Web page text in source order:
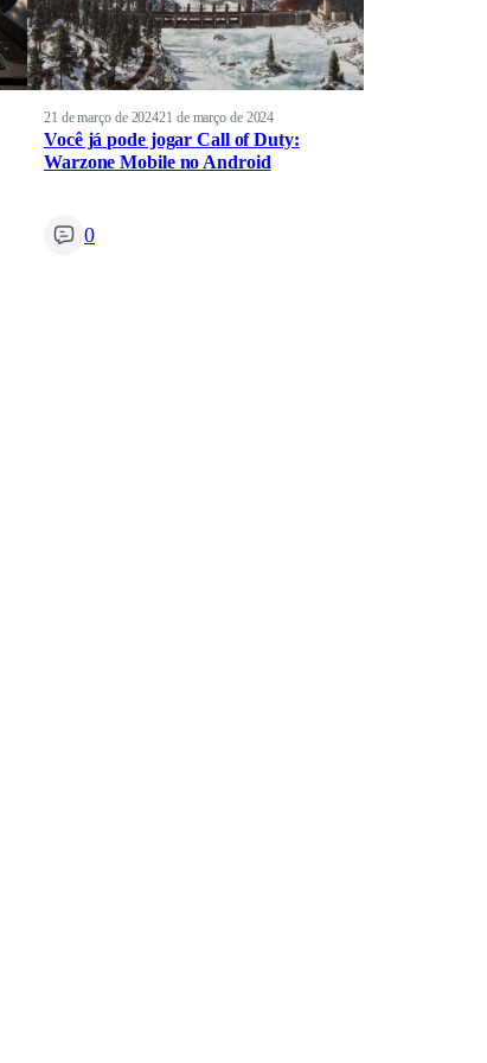
21 de março de 202421 de março de 2024
Você já pode jogar Call of Duty:
Warzone Mobile no Android
0